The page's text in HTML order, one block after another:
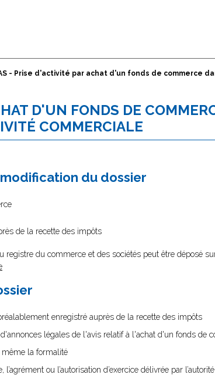
- Prise d'activité par achat d'un fonds de commerce
D'UN FONDS DE
COMMERCIALE
du dossier
de la recette des impôts
registre du commerce et des sociétés peut être déposé
enregistré auprès de la recette des impôts
légales de l'avis relatif à l'achat d'un fonds de
même la formalité
ou l’autorisation d’exercice délivrée par